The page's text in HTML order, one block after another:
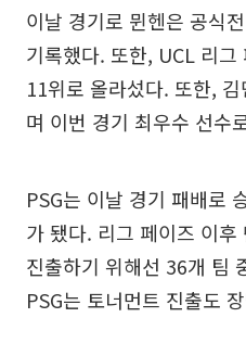
이날 경기로 뮌헨은 공식
기록했다. 또한, UCL 리
11위로 올라섰다. 또한,
며 이번 경기 최우수 선수
PSG는 이날 경기 패배로
가 됐다. 리그 페이즈 이
진출하기 위해선 36개 팀
PSG는 토너먼트 진출도